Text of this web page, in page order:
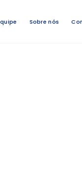
Sobre nós